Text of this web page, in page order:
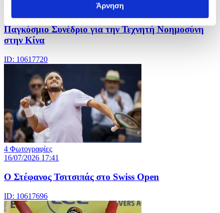
Άρνηση
Παγκόσμιο Συνέδριο για την Τεχνητή Νοημοσύνη
στην Κίνα
ID: 10617720
4 Φωτογραφίες
16/07/2026 17:41
Ο Στέφανος Τσιτσιπάς στο Swiss Open
ID: 10617696